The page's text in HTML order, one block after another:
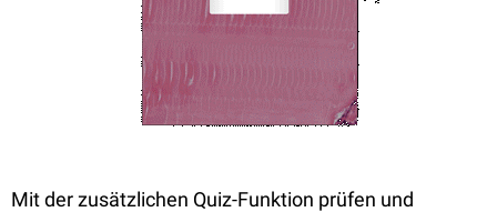
Mit der zusätzlichen Quiz-Funktion prüfen und